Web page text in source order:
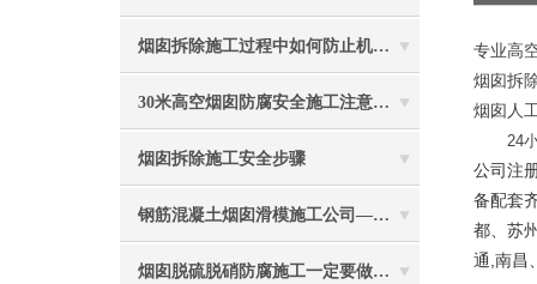
烟囱拆除施工过程中如何防止机械伤害
30米高空烟囱防腐安全施工注意事项
烟囱拆除施工安全步骤
钢筋混凝土烟囱滑模施工公司——选五林高空
烟囱脱硫脱硝防腐施工一定要做好防护工作
专业高
烟囱拆
烟囱人
24小
公司注
备配套
都、苏
通,南昌